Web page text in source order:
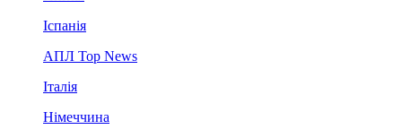
Іспанія
АПЛ Top News
Італія
Німеччина